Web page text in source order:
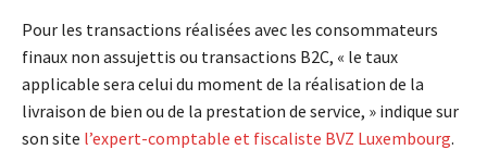
Pour les transactions réalisées avec les consommateurs
finaux non assujettis ou transactions B2C, « le taux
applicable sera celui du moment de la réalisation de la
livraison de bien ou de la prestation de service, » indique sur
son site l’expert-comptable et fiscaliste BVZ Luxembourg.